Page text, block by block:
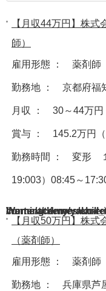
【月収44万円】株
師）
雇用形態 ： 薬剤師
勤務地 ： 京都府福
月収 ： 30～44万円
賞与 ： 145.2万円（
勤務時間 ： 変形 １
19:003）08:45～
Warning: A non-
/home/acdmy/yaku-rec.com/public_html/wp-
【月収50万円】株
（薬剤師）
雇用形態 ： 薬剤師
勤務地 ： 兵庫県芦